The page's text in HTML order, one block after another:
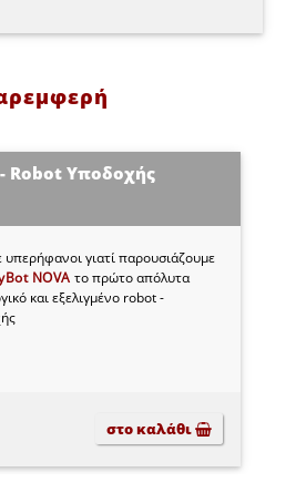
Robot Υποδοχής
υπερήφανοι γιατί παρουσιάζουμε
NOVA το πρώτο απόλυτα
και εξελιγμένο robot -
στο καλάθι